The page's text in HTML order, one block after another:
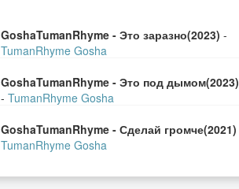
GoshaTumanRhyme - Это заразно(2023) -
TumanRhyme Gosha
GoshaTumanRhyme - Это под дымом(2023)
- TumanRhyme Gosha
GoshaTumanRhyme - Сделай громче(2021)
TumanRhyme Gosha